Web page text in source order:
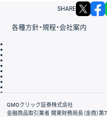
SHARE
各種方針・規程・会社案内
会社案内
GMOクリック証券株式会社
金融商品取引業者 関東財務局長（金商）